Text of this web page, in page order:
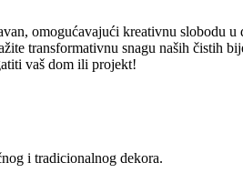
omogućavajući kreativnu slobodu
transformativnu snagu naših čistih
vaš dom ili projekt!
i tradicionalnog dekora.